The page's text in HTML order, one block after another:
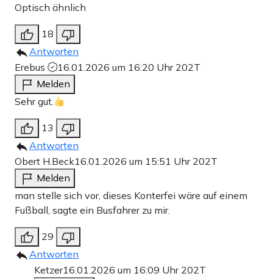
Optisch ähnlich
18
Antworten
Erebus
16.01.2026 um 16:20 Uhr 202T
Melden
Sehr gut.
13
Antworten
Obert H.Beck16.01.2026 um 15:51 Uhr 202T
Melden
man stelle sich vor, dieses Konterfei wäre auf einem
Fußball, sagte ein Busfahrer zu mir.
29
Antworten
Ketzer16.01.2026 um 16:09 Uhr 202T